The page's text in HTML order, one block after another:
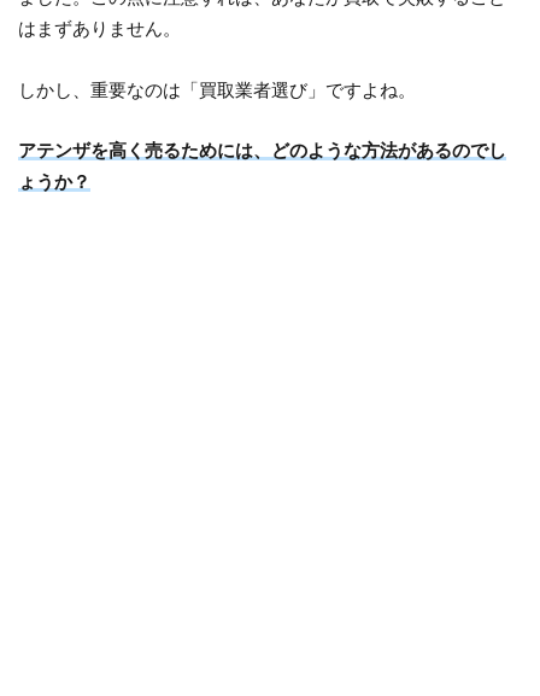
はまずありません。
しかし、重要なのは「買取業者選び」ですよね。
アテンザを高く売るためには、どのような方法があるのでし
ょうか？